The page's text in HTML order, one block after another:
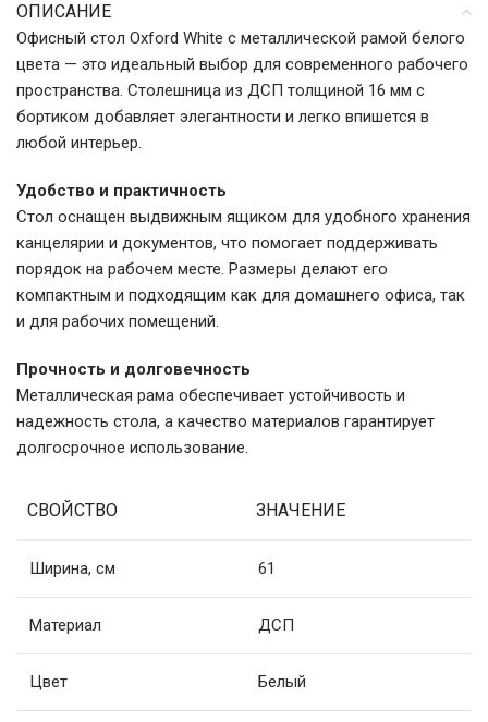
ОПИСАНИЕ
Офисный стол Oxford White с металлической рамой белого
цвета — это идеальный выбор для современного рабочего
пространства. Столешница из ДСП толщиной 16 мм с
бортиком добавляет элегантности и легко впишется в
любой интерьер.
Удобство и практичность
Стол оснащен выдвижным ящиком для удобного хранения
канцелярии и документов, что помогает поддерживать
порядок на рабочем месте. Размеры делают его
компактным и подходящим как для домашнего офиса, так
и для рабочих помещений.
Прочность и долговечность
Металлическая рама обеспечивает устойчивость и
надежность стола, а качество материалов гарантирует
долгосрочное использование.
СВОЙСТВО ЗНАЧЕНИЕ
Ширина, см 61
Материал ДСП
Цвет Белый